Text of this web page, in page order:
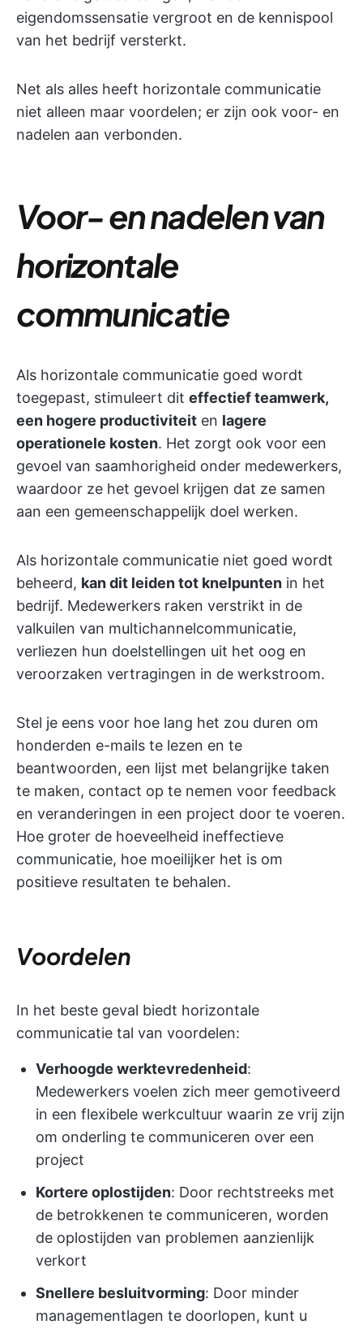
eigendomssensatie vergroot en de kennispool
van het bedrijf versterkt.
Net als alles heeft horizontale communicatie
niet alleen maar voordelen; er zijn ook voor- en
nadelen aan verbonden.
Voor- en nadelen van
horizontale
communicatie
Als horizontale communicatie goed wordt
toegepast, stimuleert dit effectief teamwerk,
een hogere productiviteit en lagere
operationele kosten. Het zorgt ook voor een
gevoel van saamhorigheid onder medewerkers,
waardoor ze het gevoel krijgen dat ze samen
aan een gemeenschappelijk doel werken.
Als horizontale communicatie niet goed wordt
beheerd, kan dit leiden tot knelpunten in het
bedrijf. Medewerkers raken verstrikt in de
valkuilen van multichannelcommunicatie,
verliezen hun doelstellingen uit het oog en
veroorzaken vertragingen in de werkstroom.
Stel je eens voor hoe lang het zou duren om
honderden e-mails te lezen en te
beantwoorden, een lijst met belangrijke taken
te maken, contact op te nemen voor feedback
en veranderingen in een project door te voeren.
Hoe groter de hoeveelheid ineffectieve
communicatie, hoe moeilijker het is om
positieve resultaten te behalen.
Voordelen
In het beste geval biedt horizontale
communicatie tal van voordelen:
Verhoogde werktevredenheid:
Medewerkers voelen zich meer gemotiveerd
in een flexibele werkcultuur waarin ze vrij zijn
om onderling te communiceren over een
project
Kortere oplostijden: Door rechtstreeks met
de betrokkenen te communiceren, worden
de oplostijden van problemen aanzienlijk
verkort
Snellere besluitvorming: Door minder
managementlagen te doorlopen, kunt u